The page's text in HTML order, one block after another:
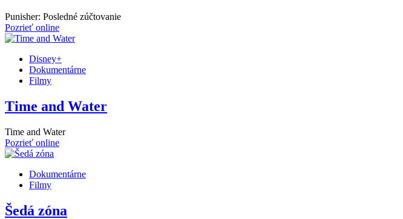
Punisher: Posledné zúčtovanie
Pozrieť online
Disney+
Dokumentárne
Filmy
Time and Water
Time and Water
Pozrieť online
Dokumentárne
Filmy
Šedá zóna